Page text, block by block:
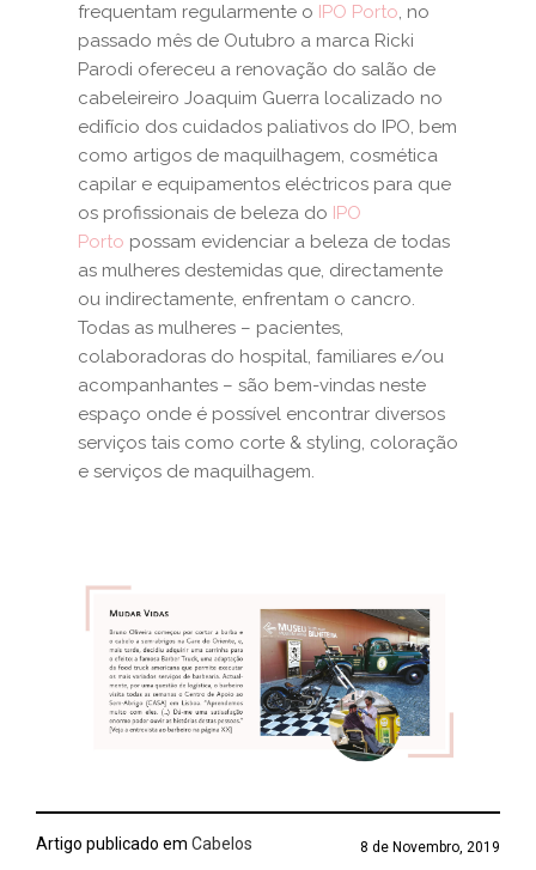
frequentam regularmente o IPO Porto, no
passado mês de Outubro a marca Ricki
Parodi ofereceu a renovação do salão de
cabeleireiro Joaquim Guerra localizado no
edifício dos cuidados paliativos do IPO, bem
como artigos de maquilhagem, cosmética
capilar e equipamentos eléctricos para que
os profissionais de beleza do IPO
Porto possam evidenciar a beleza de todas
as mulheres destemidas que, directamente
ou indirectamente, enfrentam o cancro.
Todas as mulheres – pacientes,
colaboradoras do hospital, familiares e/ou
acompanhantes – são bem-vindas neste
espaço onde é possível encontrar diversos
serviços tais como corte & styling, coloração
e serviços de maquilhagem.
Artigo publicado em Cabelos 8 de Novembro, 2019